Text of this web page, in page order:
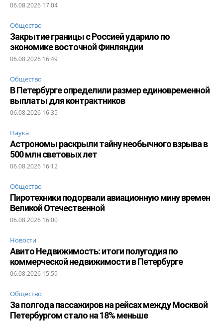
06.08.2026 17:04
Общество
Закрытие границы с Россией ударило по
экономике восточной Финляндии
06.08.2026 16:49
Общество
В Петербурге определили размер единовременной
выплаты для контрактников
06.08.2026 16:35
Наука
Астрономы раскрыли тайну необычного взрыва в
500 млн световых лет
06.08.2026 16:12
Общество
Пиротехники подорвали авиационную мину времен
Великой Отечественной
06.08.2026 16:00
Новости
Авито Недвижимость: итоги полугодия по
коммерческой недвижимости в Петербурге
06.08.2026 15:59
Общество
За полгода пассажиров на рейсах между Москвой
Петербургом стало на 18% меньше